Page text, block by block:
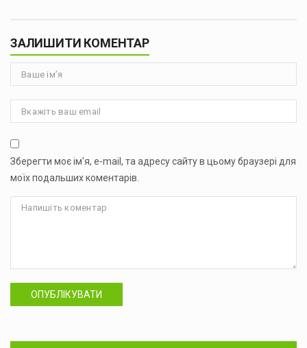
ЗАЛИШИТИ КОМЕНТАР
Зберегти моє ім'я, e-mail, та адресу сайту в цьому браузері для
моїх подальших коментарів.
ОПУБЛІКУВАТИ